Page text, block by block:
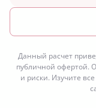
Данный расчет
публичной офертой.
и риски. Изучите